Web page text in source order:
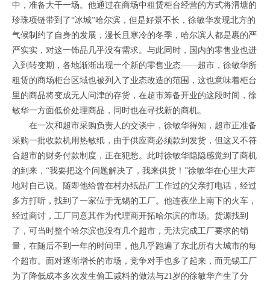
中，准备大干一场。他通过在商场中租赁柜台经营的方式将渭塘的
珍珠项链带到了“冰城”哈尔滨，但是好景不长，徐敏华发现北方的
气候制约了自身的发展，漫长且寒冷的冬季，哈尔滨人都是裹的严
严实实，对这一饰品几乎没有需求。与此同时，国内的零售业也进
入到转变期，各地渐渐出现一个新的零售业态——超市，徐敏华所
租赁的商场柜台区域也被列入了业态改造的范围，这也意味着柜台
里的商品将变成无人问津的存货，在超市筹备开业的这段时间，徐
敏华一方面低价处理商品，同时也在寻找新的商机。
在一次和超市采购负责人的交谈中，徐敏华得知，超市正准备
采购一批收款机用热敏纸，由于供应商必须款到发货，但这又不符
合超市的财务付款制度，正在犯愁。此时徐敏华隐隐感觉到了商机
的到来，“我要把这个问题解决了，我来供货！”徐敏华在心里大声
地对自己说。随即他给曾在村办纸品厂工作过的父亲打电话，经过
多方打听，找到了一家位于无锡的工厂。他连夜坐上南下的火车，
经过商讨，工厂同意其作为代理商开拓哈尔滨的市场。货源找到
了，可当时整个哈尔滨也没有几个超市，无法完成工厂要求的销
量，在随后不到一年的时间里，他几乎跑遍了东北所有大城市的每
个超市。面对逐渐增长的市场，竞争对手也多了起来，而无锡工厂
为了降低成本多次发生偷工减料的做法与21岁的徐敏华产生了分